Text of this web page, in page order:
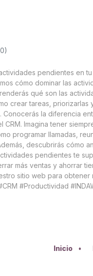
0)
pendientes en
cómo dominar las
qué son las
crear tareas,
Conocerás la diferencia
Imagina tener
programar llamadas,
descubrirás cómo
pendientes te
más ventas y ahorrar
sitio web para obtener
#Productividad
Inicio •